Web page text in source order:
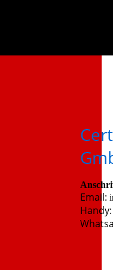
Email:
Handy: